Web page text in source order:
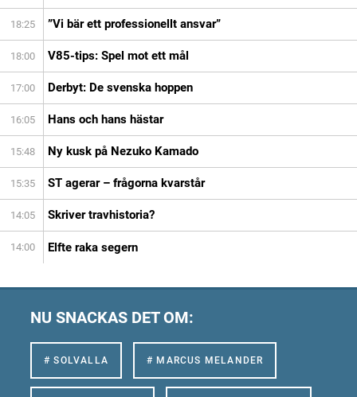
18:25 ”Vi bär ett professionellt ansvar”
18:00 V85-tips: Spel mot ett mål
17:00 Derbyt: De svenska hoppen
16:05 Hans och hans hästar
15:48 Ny kusk på Nezuko Kamado
15:35 ST agerar – frågorna kvarstår
14:05 Skriver travhistoria?
14:00 Elfte raka segern
NU SNACKAS DET OM:
# SOLVALLA # MARCUS MELANDER